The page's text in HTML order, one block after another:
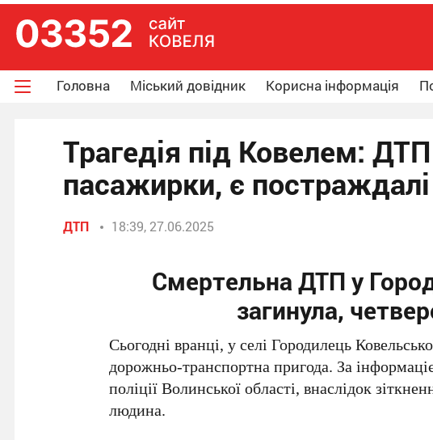
Головна Міський довідник Корисна інформація
Трагедія під Ковелем:
пасажирки, є постраждалі
ДТП 18:39, 27.06.2025
Смертельна ДТП у
загинула,
Сьогодні вранці, у селі Городилець
дорожньо-транспортна пригода. За
поліції Волинської області, внаслідок
людина.